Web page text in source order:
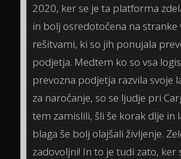
2020, ker se je ta platforma
in bolj osredotočena na
rešitvami, ki so jih ponujala
podjetja. Medtem ko so vsa
prevozna podjetja razvila svoje
za naročanje, so se ljudje pri
tem zamislili, šli še korak dlje in
blaga še bolj olajšali življenje.
zadovoljni! In to je tudi zato, ker